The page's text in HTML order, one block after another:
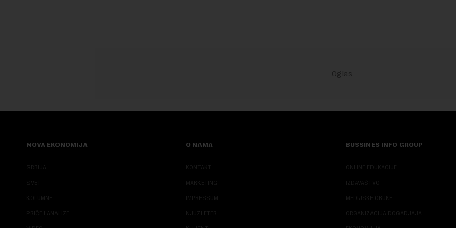
NOVA EKONOMIJA
SRBIJA
SVET
KOLUMNE
PRIČE I ANALIZE
O NAMA
KONTAKT
MARKETING
IMPRESSUM
NJUZLETER
BUSSINES INFO GROUP
ONLINE EDUKACIJE
IZDAVAŠTVO
MEDIJSKE OBUKE
ORGANIZACIJA DOGADJAJA